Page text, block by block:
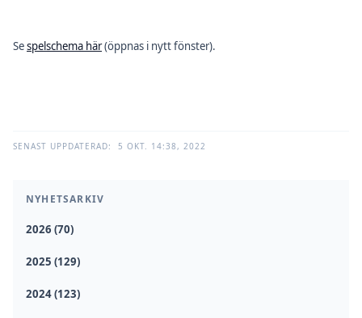
NYHETSARKIV
2026 (70)
2025 (129)
2024 (123)
Sespelschema här(öppnas i nytt fönster).
SENAST UPPDATERAD: 5 OKT. 14:38, 2022